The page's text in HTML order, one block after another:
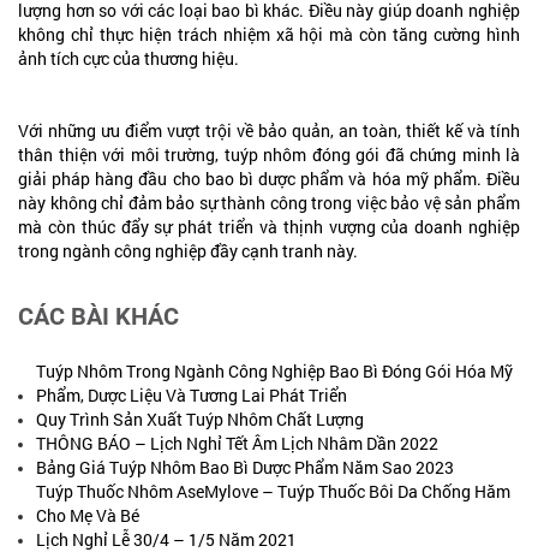
lượng hơn so với các loại bao bì khác. Điều này giúp doanh nghiệp
không chỉ thực hiện trách nhiệm xã hội mà còn tăng cường hình
ảnh tích cực của thương hiệu.
Với những ưu điểm vượt trội về bảo quản, an toàn, thiết kế và tính
thân thiện với môi trường, tuýp nhôm đóng gói đã chứng minh là
giải pháp hàng đầu cho bao bì dược phẩm và hóa mỹ phẩm. Điều
này không chỉ đảm bảo sự thành công trong việc bảo vệ sản phẩm
mà còn thúc đẩy sự phát triển và thịnh vượng của doanh nghiệp
trong ngành công nghiệp đầy cạnh tranh này.
CÁC BÀI KHÁC
Tuýp Nhôm Trong Ngành Công Nghiệp Bao Bì Đóng Gói Hóa Mỹ
Phẩm, Dược Liệu Và Tương Lai Phát Triển
Quy Trình Sản Xuất Tuýp Nhôm Chất Lượng
THÔNG BÁO – Lịch Nghỉ Tết Âm Lịch Nhâm Dần 2022
Bảng Giá Tuýp Nhôm Bao Bì Dược Phẩm Năm Sao 2023
Tuýp Thuốc Nhôm AseMylove – Tuýp Thuốc Bôi Da Chống Hăm
Cho Mẹ Và Bé
Lịch Nghỉ Lễ 30/4 – 1/5 Năm 2021